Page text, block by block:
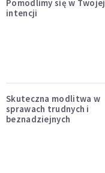
Pomodlimy się w Twojej
intencji
Skuteczna modlitwa w
sprawach trudnych i
beznadziejnych